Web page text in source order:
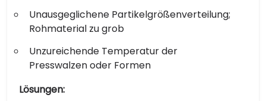
Unausgeglichene Partikelgrößenverteilung;
Rohmaterial zu grob
Unzureichende Temperatur der
Presswalzen oder Formen
Lösungen: